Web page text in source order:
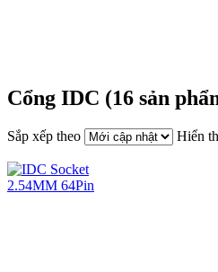
Cổng IDC (16 sản
Sắp xếp theo Hiển